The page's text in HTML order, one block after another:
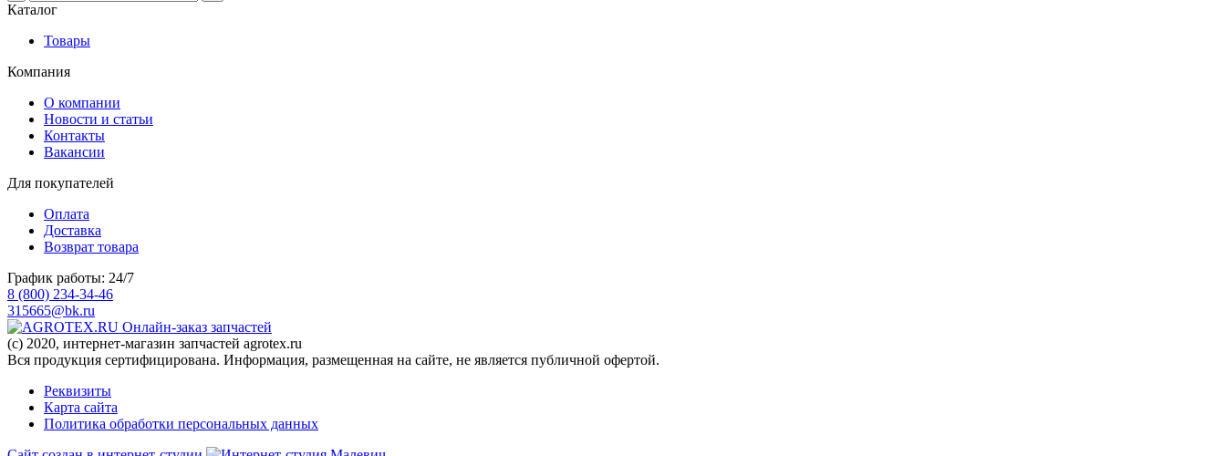
Каталог
Товары
Компания
О компании
Новости и статьи
Контакты
Вакансии
Для покупателей
Оплата
Доставка
Возврат товара
График работы: 24/7
8 (800) 234-34-46
315665@bk.ru
Онлайн-заказ запчастей
(c) 2020, интернет-магазин запчастей agrotex.ru
Вся продукция сертифицирована. Информация, размещенная на сайте, не является публичной офертой.
Реквизиты
Карта сайта
Политика обработки персональных данных